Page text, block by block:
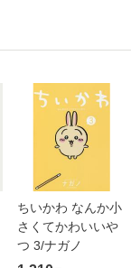
ちいかわ なんか小
さくてかわいいや
つ 3/ナガノ